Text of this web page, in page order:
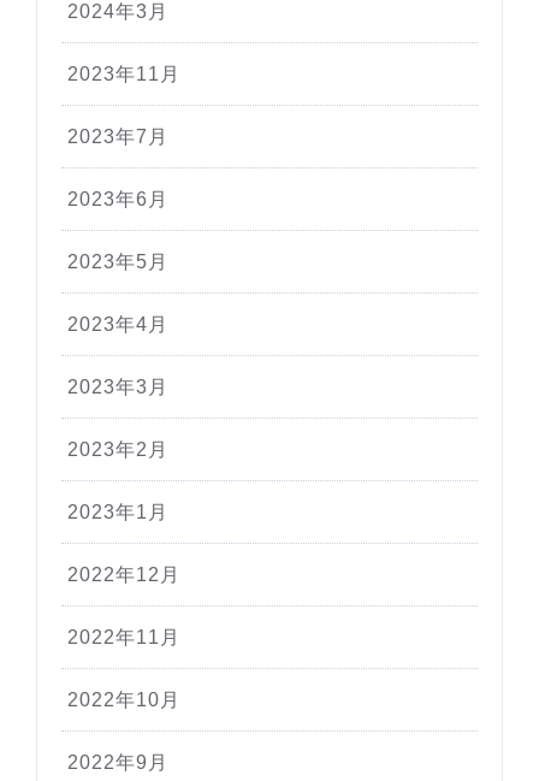
2024年3月
2023年11月
2023年7月
2023年6月
2023年5月
2023年4月
2023年3月
2023年2月
2023年1月
2022年12月
2022年11月
2022年10月
2022年9月